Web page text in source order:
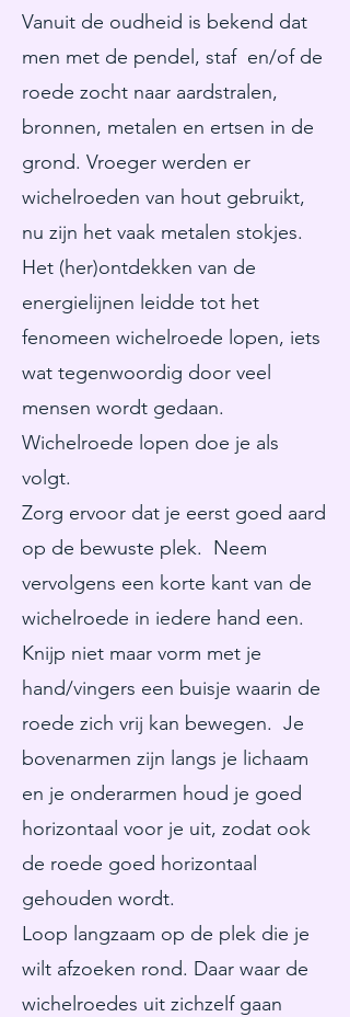
Vanuit de oudheid is bekend dat
men met de pendel, staf en/of de
roede zocht naar aardstralen,
bronnen, metalen en ertsen in de
grond. Vroeger werden er
wichelroeden van hout gebruikt,
nu zijn het vaak metalen stokjes.
Het (her)ontdekken van de
energielijnen leidde tot het
fenomeen wichelroede lopen, iets
wat tegenwoordig door veel
mensen wordt gedaan.
Wichelroede lopen doe je als
volgt.
Zorg ervoor dat je eerst goed aard
op de bewuste plek. Neem
vervolgens een korte kant van de
wichelroede in iedere hand een.
Knijp niet maar vorm met je
hand/vingers een buisje waarin de
roede zich vrij kan bewegen. Je
bovenarmen zijn langs je lichaam
en je onderarmen houd je goed
horizontaal voor je uit, zodat ook
de roede goed horizontaal
gehouden wordt.
Loop langzaam op de plek die je
wilt afzoeken rond. Daar waar de
wichelroedes uit zichzelf gaan